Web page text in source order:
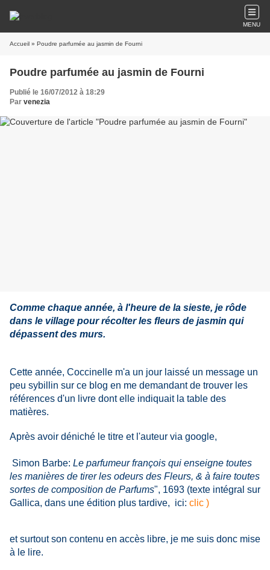
MENU
Accueil » Poudre parfumée au jasmin de Fourni
Poudre parfumée au jasmin de Fourni
Publié le 16/07/2012 à 18:29
Par venezia
Comme chaque année, à l'heure de la sieste, je rôde
dans le village pour récolter les fleurs de jasmin qui
dépassent des murs.
Cette année, Coccinelle m'a un jour laissé un message un
peu sybillin sur ce blog en me demandant de trouver les
références d'un livre dont elle indiquait la table des
matières.
Après avoir déniché le titre et l'auteur via google,
Simon Barbe: Le parfumeur françois qui enseigne toutes
les manières de tirer les odeurs des Fleurs, & à faire toutes
sortes de composition de Parfums", 1693 (texte intégral sur
Gallica, dans une édition plus tardive, ici: clic )
et surtout son contenu en accès libre, je me suis donc mise
à le lire.